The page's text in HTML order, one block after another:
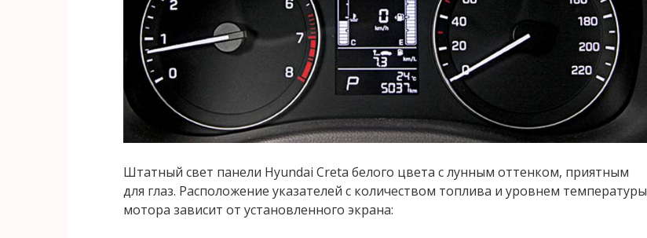
Штатный свет панели Hyundai Creta белого цвета с лунным оттенком, приятным
для глаз. Расположение указателей с количеством топлива и уровнем температуры
мотора зависит от установленного экрана: